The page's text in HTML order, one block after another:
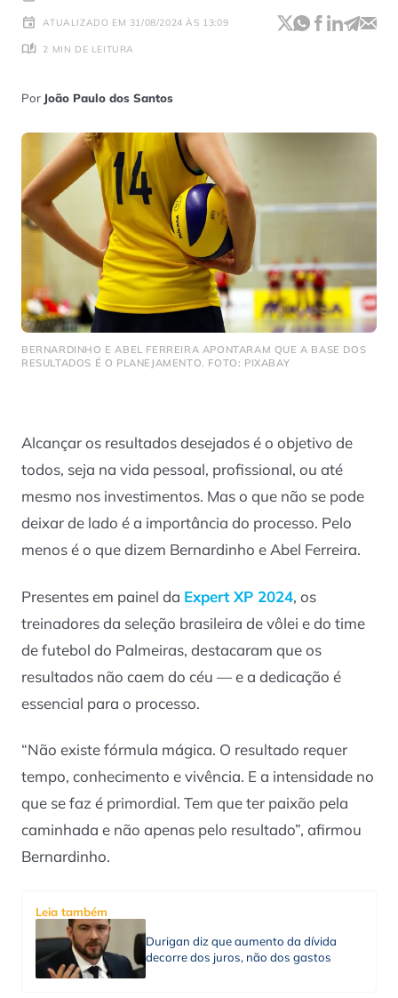
ATUALIZADO EM 31/08/2024 ÀS 13:09
2 MIN DE LEITURA
Por João Paulo dos Santos
BERNARDINHO E ABEL FERREIRA APONTARAM QUE A BASE DOS
RESULTADOS É O PLANEJAMENTO. FOTO: PIXABAY
Alcançar os resultados desejados é o objetivo de
todos, seja na vida pessoal, profissional, ou até
mesmo nos investimentos. Mas o que não se pode
deixar de lado é a importância do processo. Pelo
menos é o que dizem Bernardinho e Abel Ferreira.
Presentes em painel da Expert XP 2024, os
treinadores da seleção brasileira de vôlei e do time
de futebol do Palmeiras, destacaram que os
resultados não caem do céu — e a dedicação é
essencial para o processo.
“Não existe fórmula mágica. O resultado requer
tempo, conhecimento e vivência. E a intensidade no
que se faz é primordial. Tem que ter paixão pela
caminhada e não apenas pelo resultado”, afirmou
Bernardinho.
Leia também
Durigan diz que aumento da dívida
decorre dos juros, não dos gastos